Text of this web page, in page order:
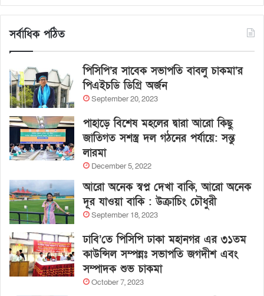
সর্বাধিক পঠিত
পিসিপি’র সাবেক সভাপতি বাবলু চাকমা’র
পিএইচডি ডিগ্রি অর্জন
September 20, 2023
পাহাড়ে বিশেষ মহলের দ্বারা আরো কিছু
জাতিগত সশস্ত্র দল গঠনের পর্যায়ে: সন্তু
লারমা
December 5, 2022
আরো অনেক স্বপ্ন দেখা বাকি, আরো অনেক
দূর যাওয়া বাকি : উক্রাচিং চৌধুরী
September 18, 2023
ঢাবি’তে পিসিপি ঢাকা মহানগর এর ৩১তম
কাউন্সিল সম্পন্নঃ সভাপতি জগদীশ এবং
সম্পাদক শুভ চাকমা
October 7, 2023